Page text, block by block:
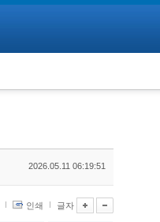
2026.05.11 06:19:51
인쇄 글자